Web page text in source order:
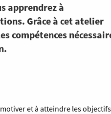
apprendrez à
Grâce à cet atelier
compétences
et à atteindre les objectifs